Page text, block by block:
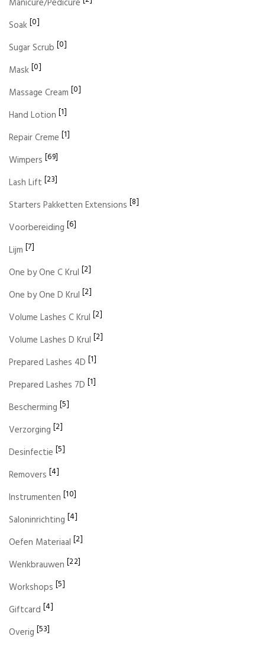
Manicure/Pedicure
Soak[0]
Sugar Scrub [0]
Mask[0]
Massage Cream [0]
Hand Lotion [1]
Repair Creme [1]
Wimpers [69]
Lash Lift [23]
Starters Pakketten Extensions [8]
Voorbereiding [6]
Lijm [7]
One by One C Krul [2]
One by One D Krul [2]
Volume Lashes C Krul [2]
Volume Lashes D Krul [2]
Prepared Lashes 4D [1]
Prepared Lashes 7D [1]
Bescherming [5]
Verzorging [2]
Desinfectie [5]
Removers [4]
Instrumenten [10]
Saloninrichting [4]
Oefen Materiaal [2]
Wenkbrauwen [22]
Workshops [5]
Giftcard [4]
Overig [53]